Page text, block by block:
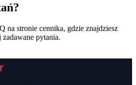
na stronie cennika, gdzie znajdziesz
pytania.